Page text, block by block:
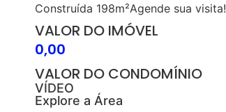
Construída 198m²Agende sua visita!
VALOR DO IMÓVEL
0,00
VALOR DO CONDOMÍNIO
VÍDEO
Explore a Área